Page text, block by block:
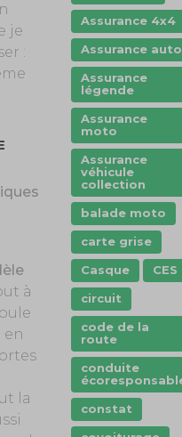
je
:
à
en
la
Assurance 4x4
Assurance auto
Assurance
légende
Assurance
moto
Assurance
véhicule
collection
balade moto
carte grise
Casque
CES
circuit
code de la
route
conduite
constat